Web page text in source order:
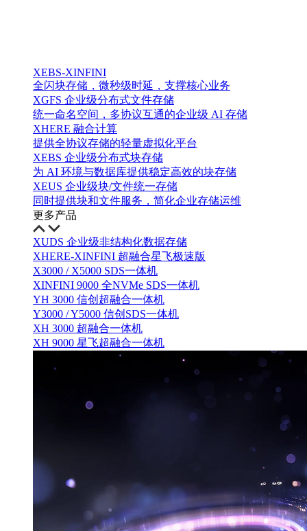
XEBS-XINFINI
全闪块存储，微秒级时延，支撑核心业务
XGFS 企业级分布式文件存储
统一命名空间，多协议互通的企业级 AI 存储
XHERE 融合计算
提供全协议存储的轻量虚拟化平台
XEBS 企业级分布式块存储
为 AI 环境与数据库提供稳定高效的块存储
XEUS 企业级块/文件统一存储
同时提供块和文件服务，简化企业存储运维
更多产品
XUDS 企业级非结构化数据存储
XHERE-XINFINI 超融合星飞极速版
X3000 / X5000 SDS一体机
XINFINI 9000 全NVMe SDS一体机
YH 3000 信创超融合一体机
Y3000 / Y5000 信创SDS一体机
XH 3000 超融合一体机
XH 9000 星飞超融合一体机